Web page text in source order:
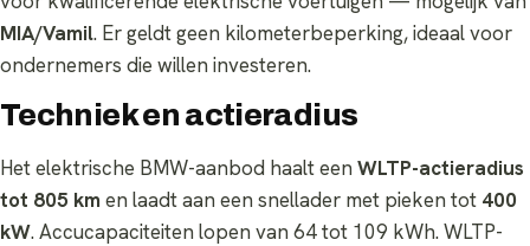
MIA/Vamil. Er geldt geen kilometerbeperking, ideaal voor
ondernemers die willen investeren.
Techniek en actieradius
Het elektrische BMW-aanbod haalt een WLTP-actieradius
tot 805 km en laadt aan een snellader met pieken tot 400
kW. Accucapaciteiten lopen van 64 tot 109 kWh. WLTP-